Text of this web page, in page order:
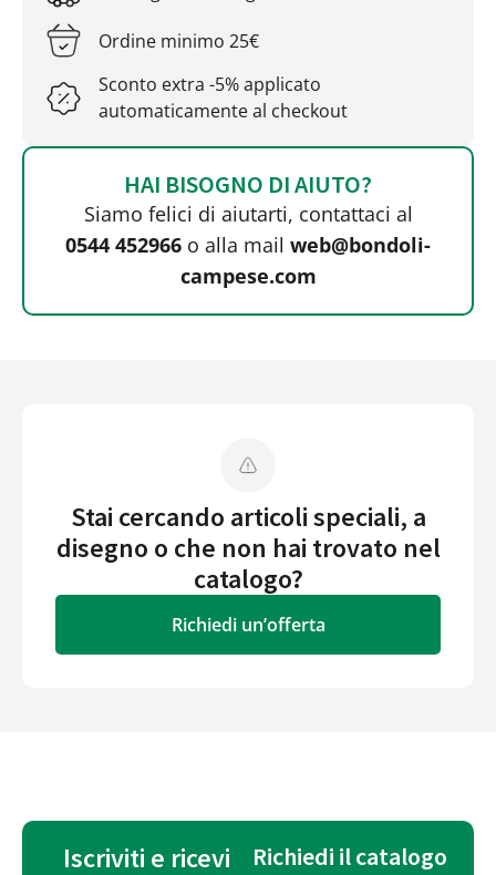
Ordine minimo 25€
Sconto extra -5% applicato
automaticamente al checkout
HAI BISOGNO DI AIUTO?
Siamo felici di aiutarti, contattaci al
0544 452966 o alla mail web@bondoli-
campese.com
Stai cercando articoli speciali, a
disegno o che non hai trovato nel
catalogo?
Richiedi un’offerta
Iscriviti e ricevi
Richiedi il catalogo